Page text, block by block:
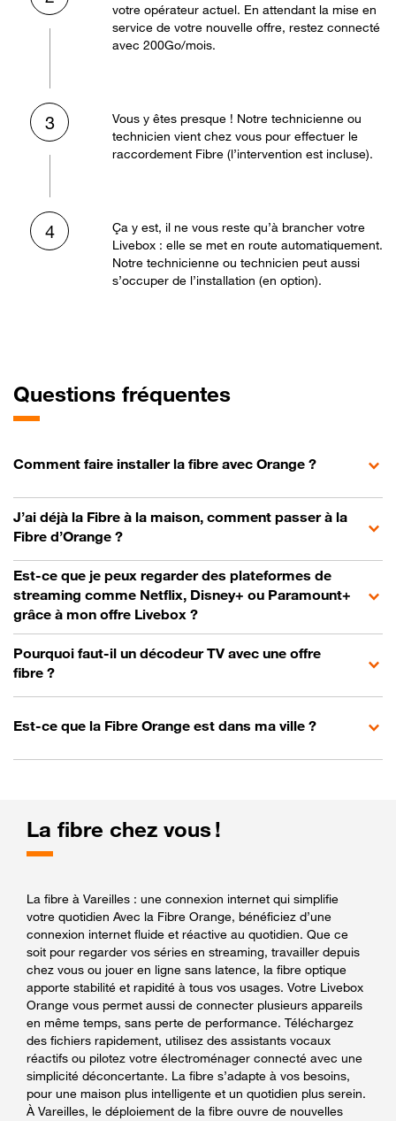
votre opérateur actuel. En attendant la mise en
service de votre nouvelle offre, restez connecté
avec 200Go/mois.
3
Vous y êtes presque ! Notre technicienne ou
technicien vient chez vous pour effectuer le
raccordement Fibre (l’intervention est incluse).
4
Ça y est, il ne vous reste qu’à brancher votre
Livebox : elle se met en route automatiquement.
Notre technicienne ou technicien peut aussi
s’occuper de l’installation (en option).
Questions fréquentes
Comment faire installer la fibre avec Orange ?
J’ai déjà la Fibre à la maison, comment passer à la
Fibre d’Orange ?
Est-ce que je peux regarder des plateformes de
streaming comme Netflix, Disney+ ou Paramount+
grâce à mon offre Livebox ?
Pourquoi faut-il un décodeur TV avec une offre
fibre ?
Est-ce que la Fibre Orange est dans ma ville ?
La fibre chez vous !
La fibre à Vareilles : une connexion internet qui simplifie
votre quotidien Avec la Fibre Orange, bénéficiez d’une
connexion internet fluide et réactive au quotidien. Que ce
soit pour regarder vos séries en streaming, travailler depuis
chez vous ou jouer en ligne sans latence, la fibre optique
apporte stabilité et rapidité à tous vos usages. Votre Livebox
Orange vous permet aussi de connecter plusieurs appareils
en même temps, sans perte de performance. Téléchargez
des fichiers rapidement, utilisez des assistants vocaux
réactifs ou pilotez votre électroménager connecté avec une
simplicité déconcertante. La fibre s’adapte à vos besoins,
pour une maison plus intelligente et un quotidien plus serein.
À Vareilles, le déploiement de la fibre ouvre de nouvelles